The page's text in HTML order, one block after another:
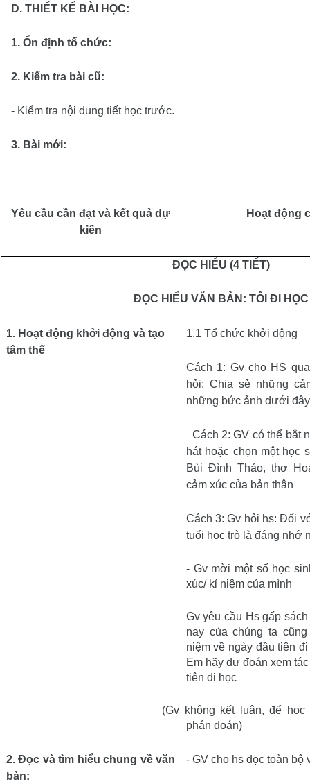
D. THIẾT KẾ BÀI HỌC:
1. Ổn định tổ chức:
2. Kiểm tra bài cũ:
- Kiểm tra nội dung tiết học trước.
3. Bài mới:
Yêu cầu cần đạt và kết quả dự
kiến
Hoạt động
ĐỌC HIỂU (4 TIẾT)
ĐỌC HIỂU VĂN BẢN: TÔI ĐI HỌC
1. Hoạt động khởi động và tạo
tâm thế
1.1 Tổ chức khởi động
Cách 1: Gv cho HS
hỏi: Chia sẻ những
những bức ảnh dưới đây
Cách 2: GV có thể bắt
hát hoặc chọn một học
Bùi Đình Thảo, thơ
cảm xúc của bản thân
Cách 3: Gv hỏi hs: Đối
tuổi học trò là đáng nhớ
- Gv mời một số học
xúc/ kỉ niệm của mình
Gv yêu cầu Hs gấp
nay của chúng ta
niệm về ngày đầu tiên
Em hãy dự đoán xem
tiên đi học
(Gv không kết luận, để
phán đoán)
2.Đọc và tìm hiểu chung về văn
bản:
- GV cho hs đọc toàn bộ